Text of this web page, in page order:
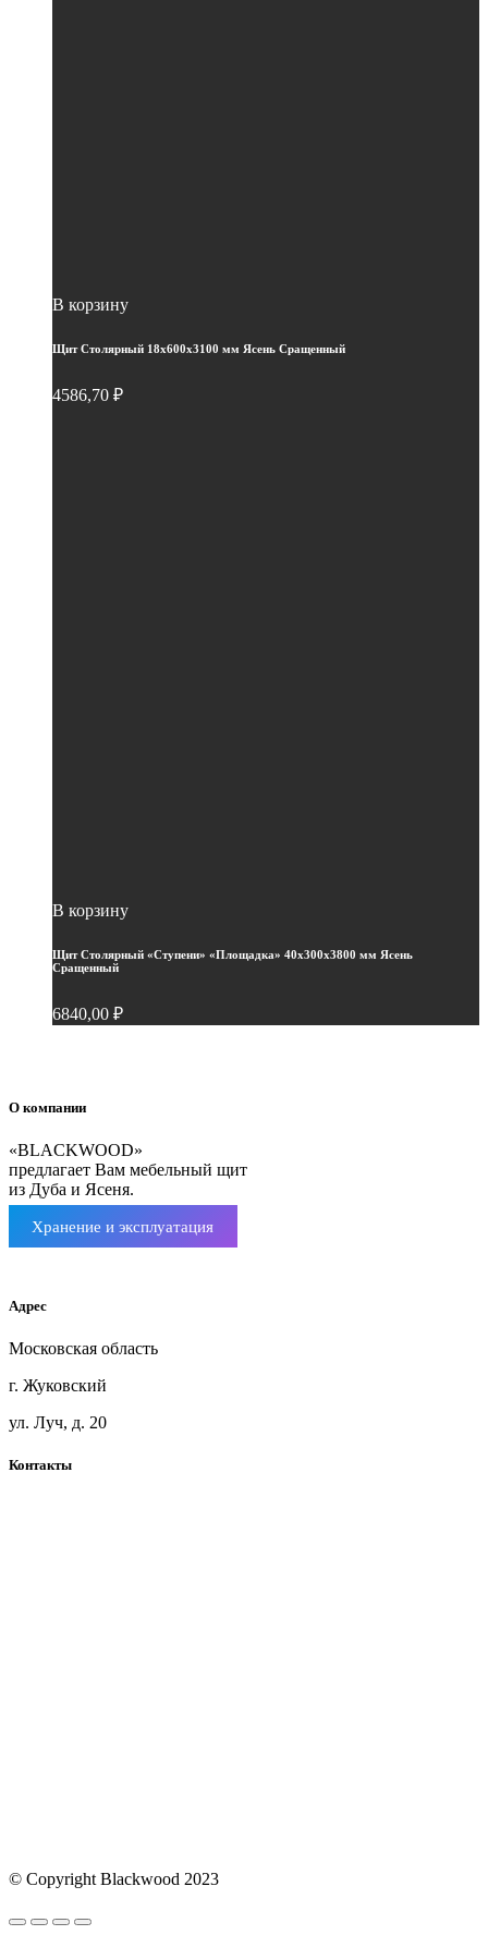
В корзину
Щит Столярный 18х600х3100 мм Ясень Сращенный
4586,70 ₽
В корзину
Щит Столярный «Ступени» «Площадка» 40х300х3800 мм Ясень
Сращенный
6840,00 ₽
О компании
«BLACKWOOD»
предлагает Вам мебельный щит
из Дуба и Ясеня.
Хранение и эксплуатация
Адрес
Московская область
г. Жуковский
ул. Луч, д. 20
Контакты
© Copyright Blackwood 2023